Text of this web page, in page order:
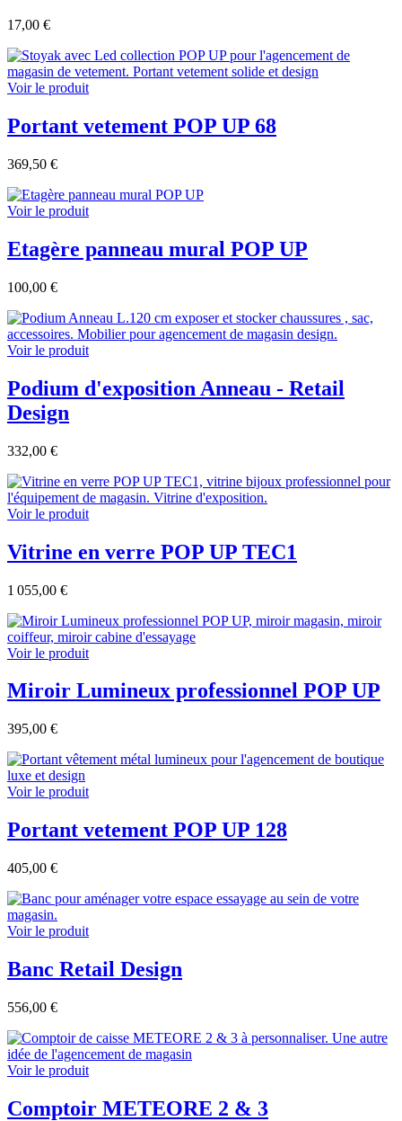
17,00 €
Voir le produit
Portant vetement POP UP 68
369,50 €
Voir le produit
Etagère panneau mural POP UP
100,00 €
Voir le produit
Podium d'exposition Anneau - Retail
Design
332,00 €
Voir le produit
Vitrine en verre POP UP TEC1
1 055,00 €
Voir le produit
Miroir Lumineux professionnel POP UP
395,00 €
Voir le produit
Portant vetement POP UP 128
405,00 €
Voir le produit
Banc Retail Design
556,00 €
Voir le produit
Comptoir METEORE 2 & 3